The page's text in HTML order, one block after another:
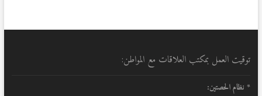
توقيت العمل بمكتب العلاقات مع المواطن:
* نظام الحصتين: